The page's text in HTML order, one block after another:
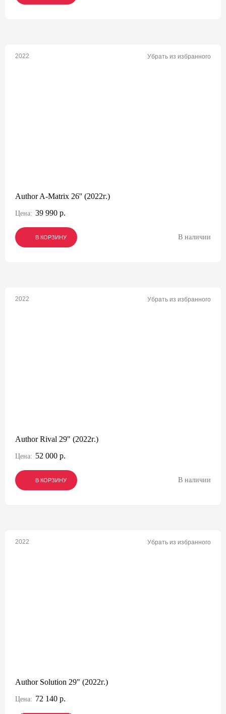
2022 Убрать из избранного
Author A-Matrix 26'' (2022г.)
Цена: 39 990 р.
В КОРЗИНУ
В КОРЗИНУ
В КОРЗИНУ В наличии
2022 Убрать из избранного
Author Rival 29" (2022г.)
Цена: 52 000 р.
В КОРЗИНУ
В КОРЗИНУ
В КОРЗИНУ В наличии
2022 Убрать из избранного
Author Solution 29" (2022г.)
Цена: 72 140 р.